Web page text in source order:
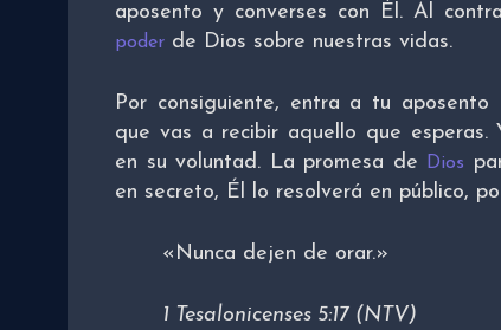
aposento y converses con Él. Al
poder de Dios sobre nuestras vidas.
Por consiguiente, entra a tu
que vas a recibir aquello que
en su voluntad. La promesa de
Dios
en secreto, Él lo resolverá en público,
«Nunca dejen de orar.»
1 Tesalonicenses 5:17 (NTV)